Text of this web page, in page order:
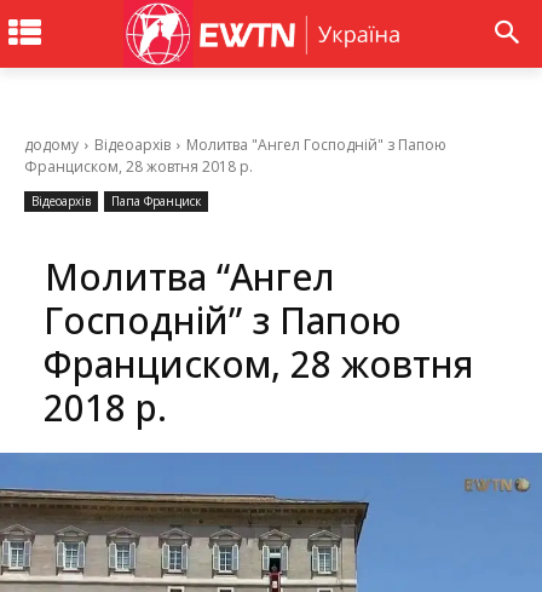
додому Відеоархів
Молитва "Ангел Господній" з Папою
Франциском, 28 жовтня 2018 р.
Відеоархів Папа Франциск
Молитва “Ангел
Господній” з Папою
Франциском, 28 жовтня
2018 р.